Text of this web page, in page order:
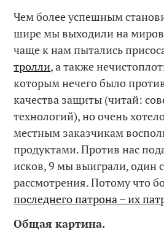
Чем более успешным
шире мы выходили на
чаще к нам пытались
тролли, а также
которым нечего было
качества защиты (читай:
технологий), но очень
местным заказчикам
продуктами. Против нас
исков, 9 мы выиграли, один
рассмотрения. Потому что
последнего патрона – их
Общая картина.